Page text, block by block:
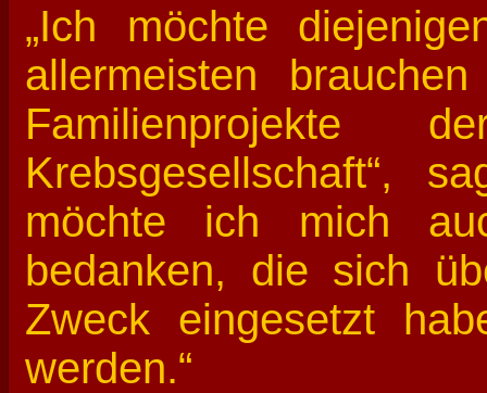
„Ich möchte
allermeisten
Familienprojekte
Krebsgesellschaft“,
möchte ich mich
bedanken, die sich
Zweck eingesetzt
werden.“